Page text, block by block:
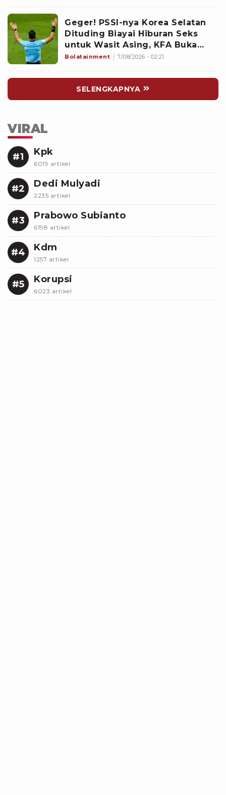
Geger! PSSI-nya Korea Selatan
Dituding Biayai Hiburan Seks
untuk Wasit Asing, KFA Buka
Suara
Bolatainment 7/08/2026 - 02:21
SELENGKAPNYA
VIRAL
#1 Kpk
6019 artikel
#2 Dedi Mulyadi
2235 artikel
#3 Prabowo Subianto
6198 artikel
#4 Kdm
1257 artikel
#5 Korupsi
6023 artikel